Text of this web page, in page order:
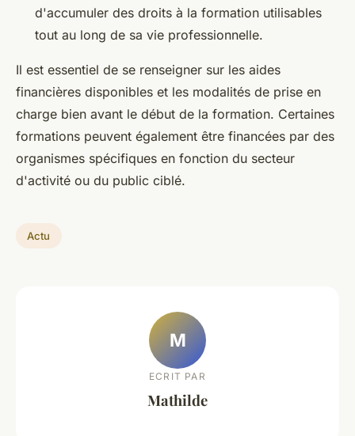
d'accumuler des droits à la formation utilisables
tout au long de sa vie professionnelle.
Il est essentiel de se renseigner sur les aides
financières disponibles et les modalités de prise en
charge bien avant le début de la formation. Certaines
formations peuvent également être financées par des
organismes spécifiques en fonction du secteur
d'activité ou du public ciblé.
Actu
M
ECRIT PAR
Mathilde